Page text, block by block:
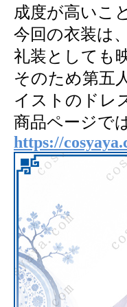
成度が高いこ
今回の衣装は
礼装としても
そのため第五
イストのドレ
商品ページで
https://